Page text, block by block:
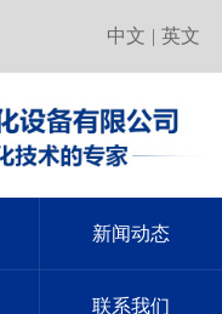
中文 | 英文
新闻动态
联系我们